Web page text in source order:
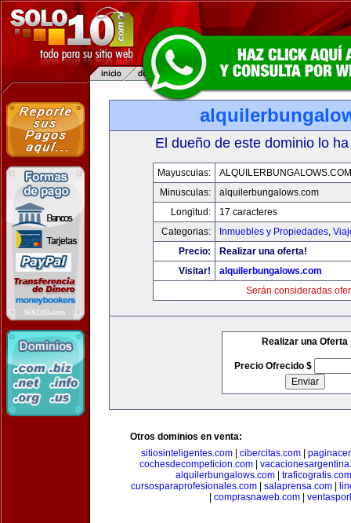
El dueño de este dominio lo
Mayusculas:
ALQUILERBUNGALOWS.COM
Minusculas:
alquilerbungalows.com
Longitud:
17 caracteres
Categorias:
Inmuebles y Propiedades,
Precio:
Realizar una oferta!
Visitar!
alquilerbungalows.com
Serán consideradas
Realizar una Oferta
Precio Ofrecido $
Otros dominios en venta:
sitiosinteligentes.com
cibercitas.com
cochesdecompeticion.com
alquilerbungalows.com| traficogratis.com
cursosparaprofesionales.com
salaprensa.com
comprasnaweb.com